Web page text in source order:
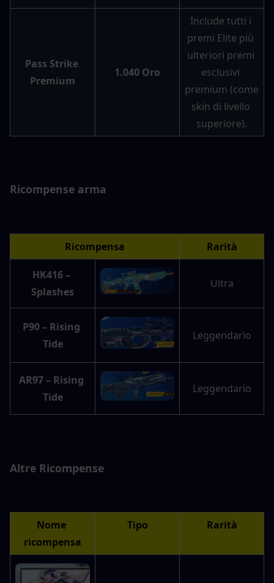
Pass Strike
Premium
1.040 Oro
Include tutti i
premi Elite più
ulteriori premi
esclusivi
premium (come
skin di livello
superiore).
Ricompense arma
Ricompensa Rarità
HK416 –
Splashes
Ultra
P90 – Rising
Tide
Leggendario
AR97 – Rising
Tide
Leggendario
Altre Ricompense
Nome
ricompensa
Tipo Rarità